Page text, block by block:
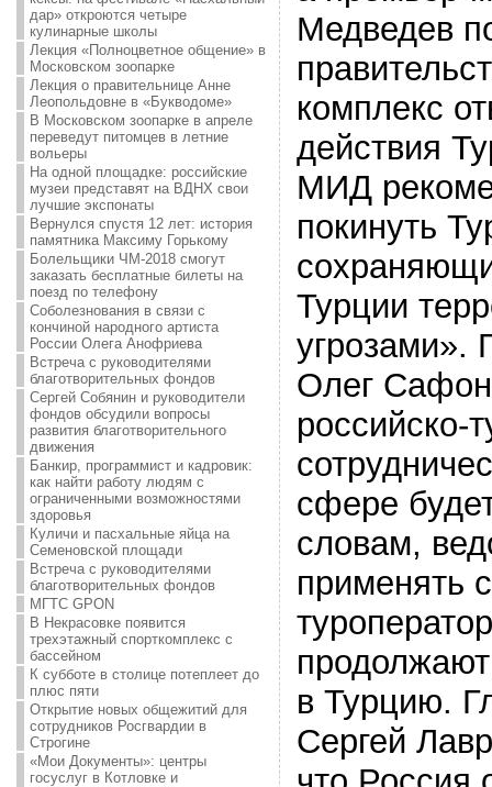
дар» откроются четыре
кулинарные школы
Лекция «Полноцветное общение» в
Московском зоопарке
Лекция о правительнице Анне
Леопольдовне в «Букводоме»
В Московском зоопарке в апреле
переведут питомцев в летние
вольеры
На одной площадке: российские
музеи представят на ВДНХ свои
лучшие экспонаты
Вернулся спустя 12 лет: история
памятника Максиму Горькому
Болельщики ЧМ-2018 смогут
заказать бесплатные билеты на
поезд по телефону
Соболезнования в связи с
кончиной народного артиста
России Олега Анофриева
Встреча с руководителями
благотворительных фондов
Сергей Собянин и руководители
фондов обсудили вопросы
развития благотворительного
движения
Банкир, программист и кадровик:
как найти работу людям с
ограниченными возможностями
здоровья
Куличи и пасхальные яйца на
Семеновской площади
Встреча с руководителями
благотворительных фондов
МГТС GPON
В Некрасовке появится
трехэтажный спорткомплекс с
бассейном
К субботе в столице потеплеет до
плюс пяти
Открытие новых общежитий для
сотрудников Росгвардии в
Строгине
«Мои Документы»: центры
госуслуг в Котловке и
Медведев
комплекс
действия
МИД
покинуть
Турции
угрозами».
Олег
российско-
сфере
словам,
применять
в Турцию.
Сергей